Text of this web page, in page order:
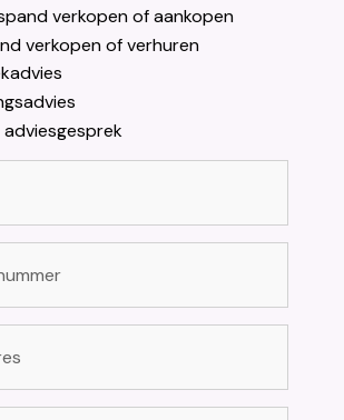
verkopen of aankopen
verkopen of verhuren
adviesgesprek